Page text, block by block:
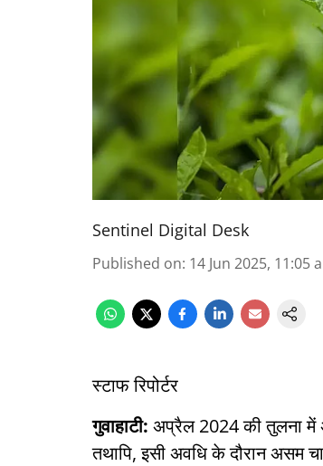
Sentinel Digital Desk
Published on: 14 Jun 2025, 11:05
स्टाफ रिपोर्टर
गुवाहाटी: अप्रैल 2024 की तुलना में
तथापि, इसी अवधि के दौरान असम